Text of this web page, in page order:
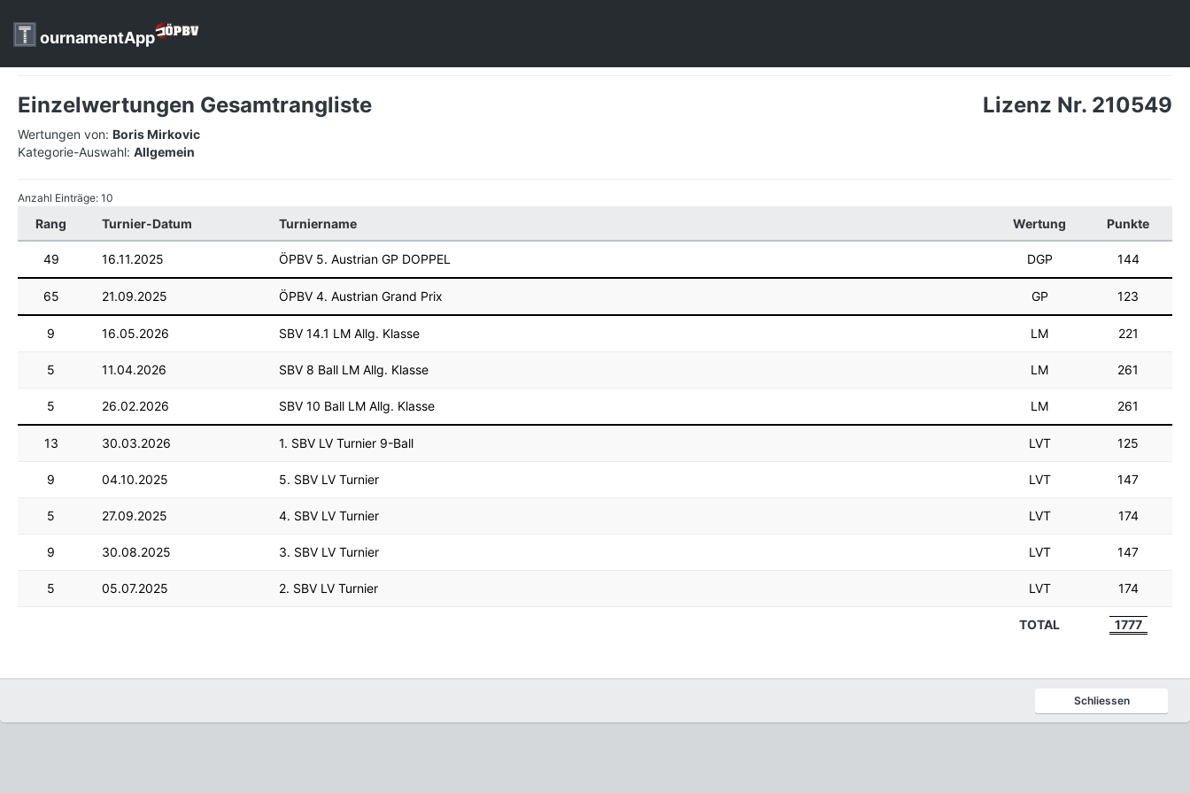
ournamentApp
Einzelwertungen Gesamtrangliste Lizenz Nr. 210549
Wertungen von: Boris Mirkovic
Kategorie-Auswahl: Allgemein
Anzahl Einträge: 10
Rang Turnier-Datum Turniername Wertung Punkte
49 16.11.2025 ÖPBV 5. Austrian GP DOPPEL DGP 144
65 21.09.2025 ÖPBV 4. Austrian Grand Prix GP 123
9 16.05.2026 SBV 14.1 LM Allg. Klasse LM 221
5 11.04.2026 SBV 8 Ball LM Allg. Klasse LM 261
5 26.02.2026 SBV 10 Ball LM Allg. Klasse LM 261
13 30.03.2026 1. SBV LV Turnier 9-Ball LVT 125
9 04.10.2025 5. SBV LV Turnier LVT 147
5 27.09.2025 4. SBV LV Turnier LVT 174
9 30.08.2025 3. SBV LV Turnier LVT 147
5 05.07.2025 2. SBV LV Turnier LVT 174
TOTAL 1777
Schliessen